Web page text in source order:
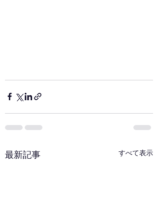
最新記事 すべて表示